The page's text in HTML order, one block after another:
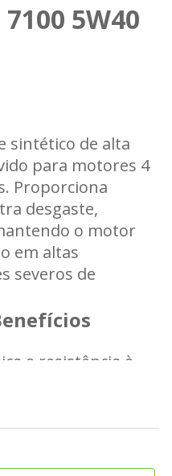
5W40
sintético de alta
para motores 4
Proporciona
desgaste,
o motor
em altas
severos de
e resistência à
cilindros e